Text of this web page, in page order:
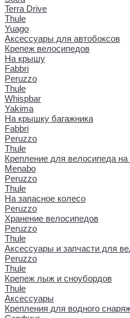
Terra Drive
Thule
Yuago
Аксессуары для автобоксов
Крепеж велосипедов
На крышу
Fabbri
Peruzzo
Thule
Whispbar
Yakima
На крышку багажника
Fabbri
Peruzzo
Thule
Крепление для велосипеда
Menabo
Peruzzo
Thule
На запасное колесо
Peruzzo
Хранение велосипедов
Peruzzo
Thule
Аксессуары и запчасти для
Peruzzo
Thule
Крепеж лыж и сноубордов
Thule
Аксессуары
Крепления для водного